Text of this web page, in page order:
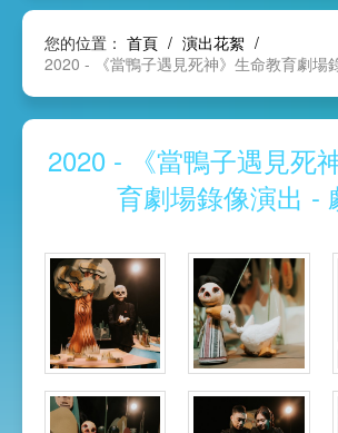
您的位置： 首頁 / 演出花絮 /
2020 - 《當鴨子遇見死神》生命教育劇場
2020 - 《當鴨子遇見死
育劇場錄像演出 -